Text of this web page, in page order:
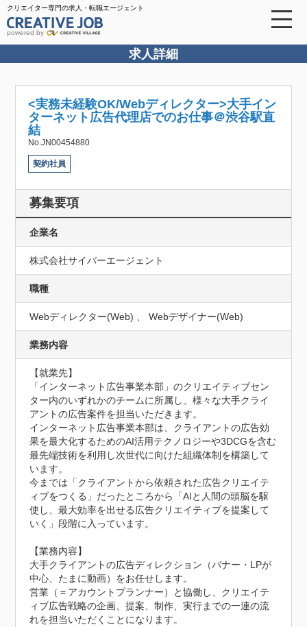
クリエイター専門の求人・転職エージェント
powered by
求人詳細
<実務未経験OK/Webディレクター>大手イン
ターネット広告代理店でのお仕事＠渋谷駅直
結
No.JN00454880
契約社員
募集要項
企業名
株式会社サイバーエージェント
職種
Webディレクター(Web) 、 Webデザイナー(Web)
業務内容
【就業先】
「インターネット広告事業本部」のクリエイティブセン
ター内のいずれかのチームに所属し、様々な大手クライ
アントの広告案件を担当いただきます。
インターネット広告事業本部は、クライアントの広告効
果を最大化するためのAI活用テクノロジーや3DCGを含む
最先端技術を利用し次世代に向けた組織体制を構築して
います。
今までは「クライアントから依頼された広告クリエイテ
ィブをつくる」だったところから「AIと人間の頭脳を駆
使し、最大効率を出せる広告クリエイティブを提案して
いく」段階に入っています。
【業務内容】
大手クライアントの広告ディレクション（バナー・LPが
中心、たまに動画）をお任せします。
営業（＝アカウントプランナー）と協働し、クリエイテ
ィブ広告戦略の企画、提案、制作、実行までの一連の流
れを担当いただくことになります。